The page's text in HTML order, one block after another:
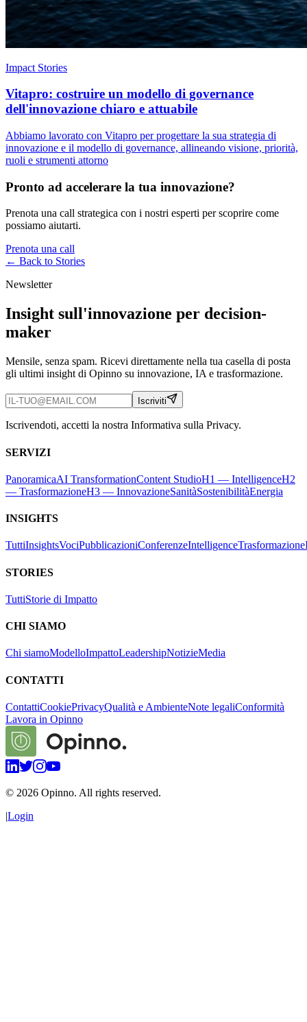
Impact Stories
Vitapro: costruire un modello di governance
dell'innovazione chiaro e attuabile
Abbiamo lavorato con Vitapro per progettare la sua strategia di
innovazione e il modello di governance, allineando visione, priorità,
ruoli e strumenti attorno
Pronto ad accelerare la tua innovazione?
Prenota una call strategica con i nostri esperti per scoprire come
possiamo aiutarti.
Prenota una call
← Back to Stories
Newsletter
Insight sull'innovazione per decision-
maker
Mensile, senza spam. Ricevi direttamente nella tua casella di posta
gli ultimi insight di Opinno su innovazione, IA e trasformazione.
Iscriviti
Iscrivendoti, accetti la nostra Informativa sulla Privacy.
SERVIZI
PanoramicaAI TransformationContent StudioH1 — IntelligenceH2
— TrasformazioneH3 — InnovazioneSanitàSostenibilitàEnergia
INSIGHTS
TuttiInsightsVociPubblicazioniConferenzeIntelligenceTrasformazione
STORIES
TuttiStorie di Impatto
CHI SIAMO
Chi siamoModelloImpattoLeadershipNotizieMedia
CONTATTI
ContattiCookiePrivacyQualità e AmbienteNote legaliConformità
Lavora in Opinno
© 2026 Opinno. All rights reserved.
|Login